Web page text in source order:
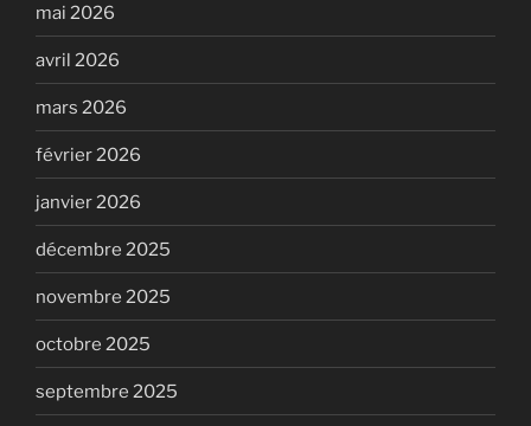
mai 2026
avril 2026
mars 2026
février 2026
janvier 2026
décembre 2025
novembre 2025
octobre 2025
septembre 2025